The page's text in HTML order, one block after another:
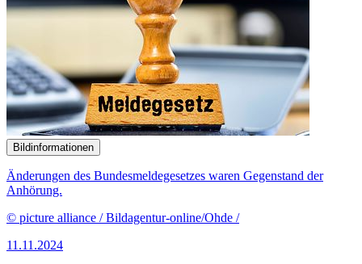
Bildinformationen
Änderungen des Bundesmeldegesetzes waren Gegenstand der
Anhörung.
© picture alliance / Bildagentur-online/Ohde /
11.11.2024